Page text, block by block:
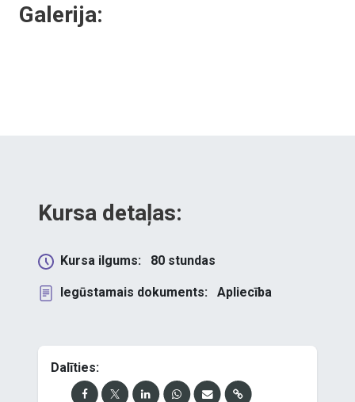
Galerija:
Kursa detaļas:
Kursa ilgums: 80 stundas
Iegūstamais dokuments: Apliecība
Dalīties: